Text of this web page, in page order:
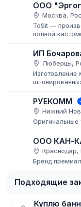
ООО
Москва,
ToSit —
полной
ИП
Люберцы,
объёмы.
РУЕКОММ
Нижний
Оригинальные
ООО КАН-
Краснодар,
Бренд
Подходящие
Куплю